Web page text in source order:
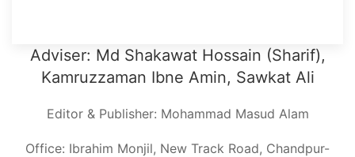
Adviser: Md Shakawat Hossain (Sharif),
Kamruzzaman Ibne Amin, Sawkat Ali
Editor & Publisher: Mohammad Masud Alam
Office: Ibrahim Monjil, New Track Road, Chandpur-